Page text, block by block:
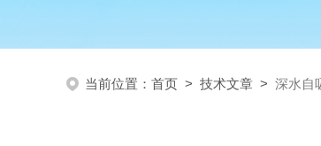
当前位置： 首页 > 技术文章 > 深水自